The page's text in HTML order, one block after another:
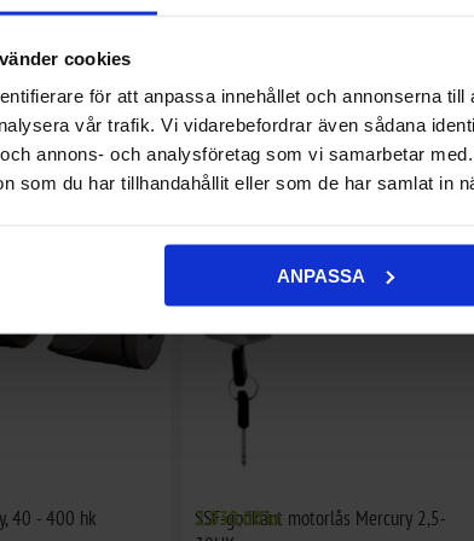
cookies
för att anpassa innehållet och annonserna
vår trafik. Vi vidarebefordrar även sådana
annons- och analysföretag som vi samarbetar
som du har tillhandahållit eller som de har samlat in
ANPASSA
Marine Abus Båtlås 388 Nemo Evo Marine
1.995,00 kr
40 - 400 hk
SSF-godkänt motorlås Mercury 2,5-
2.830,00 kr